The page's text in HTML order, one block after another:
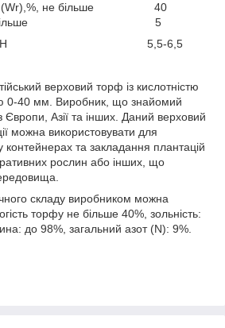
(Wr),%, не більше 40
не більше 5
рН 5,5-6,5
верховий торф із кислотністю
0-40 мм. Виробник, що знайомий
Європи, Азії та інших. Даний верховий
можна використовувати для
та закладання плантацій
рослин або інших, що
складу виробником можна
торфу не більше 40%, зольність:
до 98%, загальний азот (N): 9%.